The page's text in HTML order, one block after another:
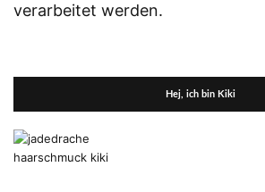
verarbeitet werden.
Hej, ich bin Kiki